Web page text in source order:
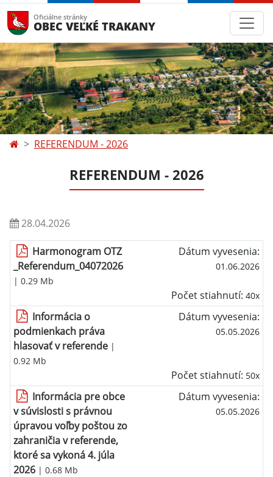
Oficiálne stránky
OBEC VEĽKÉ TRAKANY
REFERENDUM - 2026
REFERENDUM - 2026
28.04.2026
Harmonogram OTZ
_Referendum_04072026
| 0.29 Mb
Dátum vyvesenia:
01.06.2026
Počet stiahnutí: 40x
Informácia o
podmienkach práva
hlasovať v referende |
0.92 Mb
Dátum vyvesenia:
05.05.2026
Počet stiahnutí: 50x
Informácia pre obce
v súvislosti s právnou
úpravou voľby poštou zo
zahraničia v referende,
ktoré sa vykoná 4. júla
2026 | 0.68 Mb
Dátum vyvesenia:
05.05.2026